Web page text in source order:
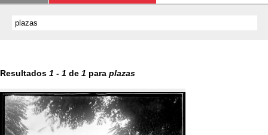
Resultados 1 - 1 de 1 para plazas